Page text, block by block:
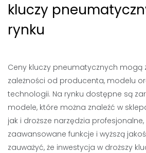
kluczy
rynku
Ceny kluczy pneumatycznych mogą
zależności od producenta, modelu
technologii. Na rynku dostępne są
modele, które można znaleźć w
jak i droższe narzędzia
zaawansowane funkcje i wyższą
zauważyć, że inwestycja w droższy